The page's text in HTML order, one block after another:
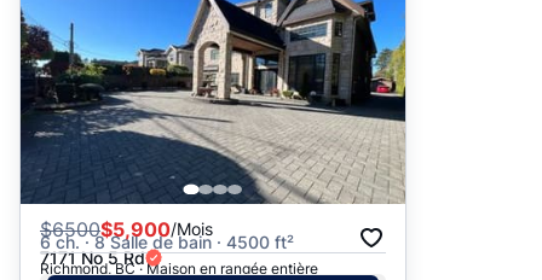
$6500$5,900/Mois
6 ch. · 8 Salle de bain · 4500 ft²
7171 No 5 Rd
Richmond, BC · Maison en rangée entière